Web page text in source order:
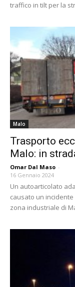
traffico in tilt per la
Malo
Trasporto
Malo: in
Omar Dal Maso -
16 Gennaio 2024
Un autoarticolato
causato un
zona industriale di